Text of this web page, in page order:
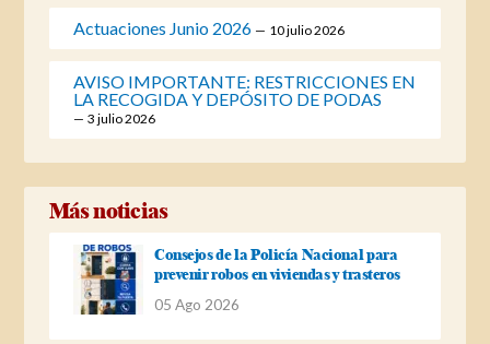
Actuaciones Junio 2026 10 julio 2026
AVISO IMPORTANTE: RESTRICCIONES EN
LA RECOGIDA Y DEPÓSITO DE PODAS
3 julio 2026
Más noticias
Consejos de la Policía Nacional para
prevenir robos en viviendas y trasteros
05 Ago 2026